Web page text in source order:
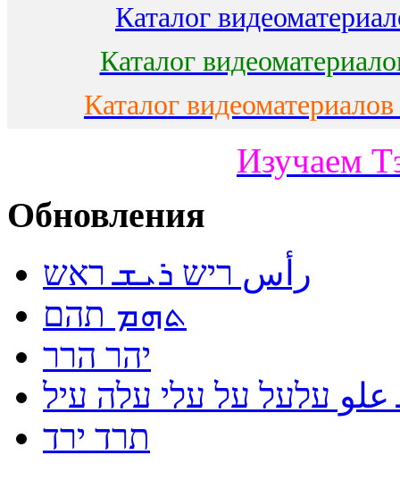
Каталог
Каталог
Каталог
Изучаем
Обновления
رأس ריש ܪܝܫ ראש
ܬܗܡ תהם
יהר הרר
עלעל על עלי עלה עיל
תרד ירד